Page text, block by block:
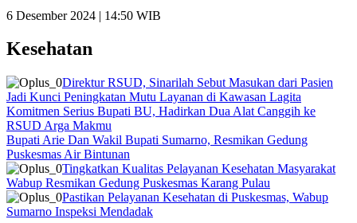
6 Desember 2024 | 14:50 WIB
Kesehatan
Direktur RSUD, Sinarilah Sebut Masukan dari Pasien
Jadi Kunci Peningkatan Mutu Layanan di Kawasan Lagita
Komitmen Serius Bupati BU, Hadirkan Dua Alat Canggih ke
RSUD Arga Makmu
Bupati Arie Dan Wakil Bupati Sumarno, Resmikan Gedung
Puskesmas Air Bintunan
Tingkatkan Kualitas Pelayanan Kesehatan Masyarakat
Wabup Resmikan Gedung Puskesmas Karang Pulau
Pastikan Pelayanan Kesehatan di Puskesmas, Wabup
Sumarno Inspeksi Mendadak